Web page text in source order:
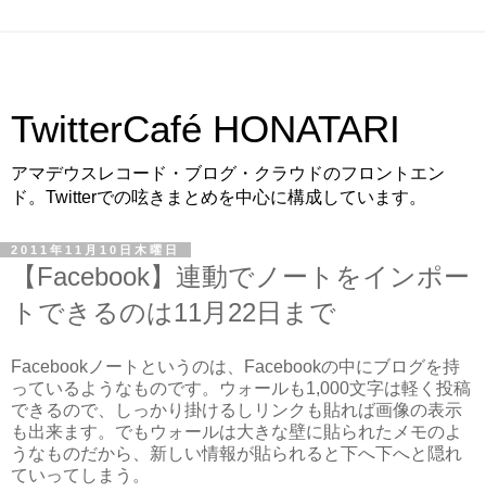
TwitterCafé HONATARI
アマデウスレコード・ブログ・クラウドのフロントエン
ド。Twitterでの呟きまとめを中心に構成しています。
2011年11月10日木曜日
【Facebook】連動でノートをインポー
トできるのは11月22日まで
Facebookノートというのは、Facebookの中にブログを持
っているようなものです。ウォールも1,000文字は軽く投稿
できるので、しっかり掛けるしリンクも貼れば画像の表示
も出来ます。でもウォールは大きな壁に貼られたメモのよ
うなものだから、新しい情報が貼られると下へ下へと隠れ
ていってしまう。